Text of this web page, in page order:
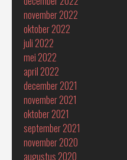
november 2022
oktober 2022
juli 2022
mei 2022
april 2022
december 2021
november 2021
oktober 2021
september 2021
november 2020
augustus 2020